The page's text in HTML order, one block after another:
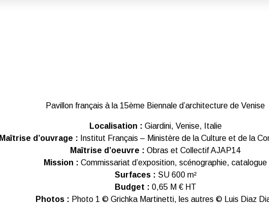
Pavillon français à la 15ème Biennale d’architecture de Venise
Localisation : Giardini, Venise, Italie
Maîtrise d’ouvrage : Institut Français – Ministère de la Culture et de la
Maîtrise d’oeuvre : Obras et Collectif AJAP14
Mission : Commissariat d’exposition, scénographie, catalogue
Surfaces : SU 600 m²
Budget : 0,65 M € HT
Photos : Photo 1 © Grichka Martinetti, les autres © Luis Diaz